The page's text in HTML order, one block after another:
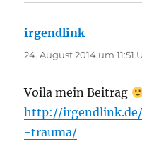
irgendlinksagt:
24. August 2014 um 11:51
Voila mein Beitrag
http://
-trauma/